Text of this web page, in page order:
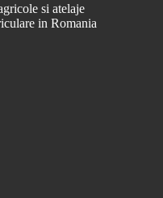
si atelaje
in Romania